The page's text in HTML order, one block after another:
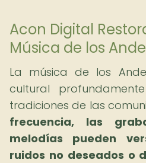
Acon Digital
Música de los
La música de los
cultural
tradiciones de las
frecuencia, las
melodías pueden
ruidos no deseados o